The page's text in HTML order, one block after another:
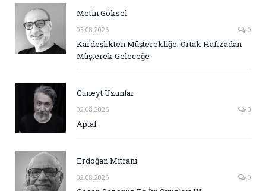
Metin Göksel
03.08.2026 0
Kardeşlikten Müşterekliğe: Ortak Hafızadan
Müşterek Geleceğe
Cüneyt Uzunlar
02.08.2026 0
Aptal
Erdoğan Mitrani
02.08.2026 0